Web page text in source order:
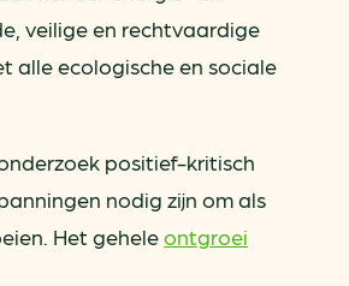
veilige en rechtvaardige
alle ecologische en sociale
positief-kritisch
nodig zijn om als
Het geheleontgroei